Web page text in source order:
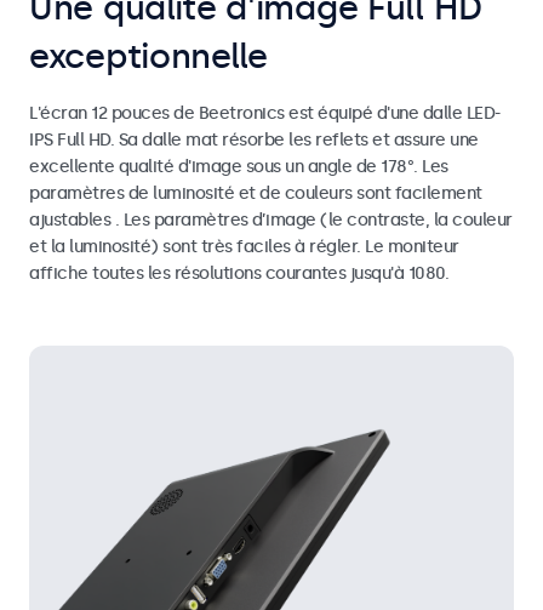
exceptionnelle
L'écran 12 pouces de Beetronics est équipé d'une dalle LED-
IPS Full HD. Sa dalle mat résorbe les reflets et assure une
excellente qualité d'image sous un angle de 178°. Les
paramètres de luminosité et de couleurs sont facilement
ajustables . Les paramètres d’image (le contraste, la couleur
et la luminosité) sont très faciles à régler. Le moniteur
affiche toutes les résolutions courantes jusqu'à 1080.